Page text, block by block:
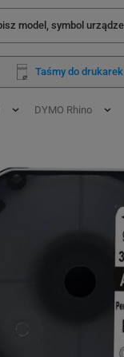
Taśmy do drukarek
DYMO Rhino